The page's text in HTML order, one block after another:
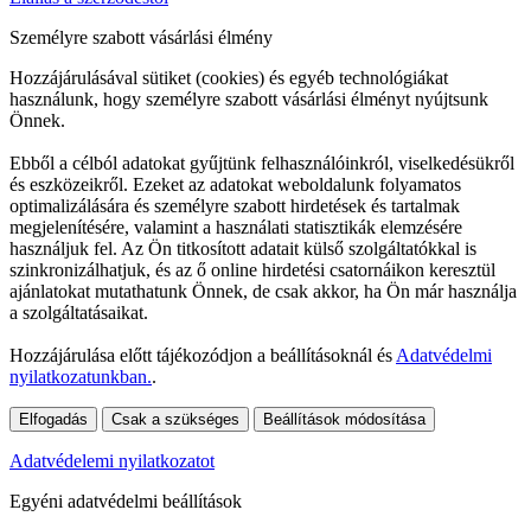
Személyre szabott vásárlási élmény
Hozzájárulásával sütiket (cookies) és egyéb technológiákat
használunk, hogy személyre szabott vásárlási élményt nyújtsunk
Önnek.
Ebből a célból adatokat gyűjtünk felhasználóinkról, viselkedésükről
és eszközeikről. Ezeket az adatokat weboldalunk folyamatos
optimalizálására és személyre szabott hirdetések és tartalmak
megjelenítésére, valamint a használati statisztikák elemzésére
használjuk fel. Az Ön titkosított adatait külső szolgáltatókkal is
szinkronizálhatjuk, és az ő online hirdetési csatornáikon keresztül
ajánlatokat mutathatunk Önnek, de csak akkor, ha Ön már használja
a szolgáltatásaikat.
Hozzájárulása előtt tájékozódjon a beállításoknál és Adatvédelmi
nyilatkozatunkban..
Elfogadás Csak a szükséges Beállítások módosítása
Adatvédelemi nyilatkozatot
Egyéni adatvédelmi beállítások